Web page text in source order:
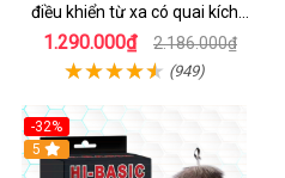
điều khiển từ xa có quai kích
thích
1.290.000₫ 2.186.000₫
(949)
-32%
Hot
5